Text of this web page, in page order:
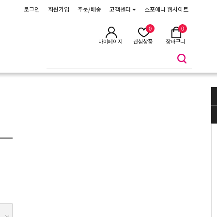
로그인 회원가입 주문/배송 고객센터 스포애니 웹사이트
마이페이지 관심상품
0
장바구니
0